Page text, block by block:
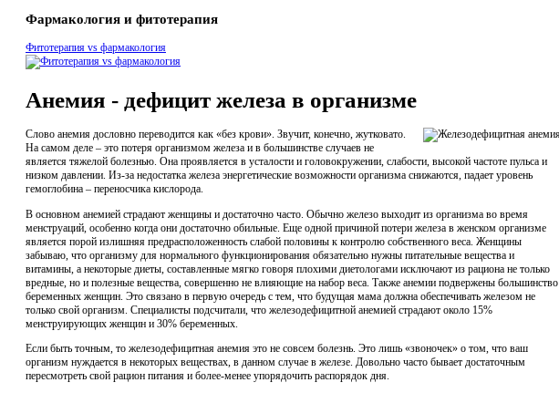
Фармакология и фитотерапия
Фитотерапия vs фармакология
Анемия - дефицит железа в организме
Слово анемия дословно переводится как «без крови». Звучит, конечно, жутковато.
На самом деле – это потеря организмом железа и в большинстве случаев не
является тяжелой болезнью. Она проявляется в усталости и головокружении, слабости, высокой частоте пульса и
низком давлении. Из-за недостатка железа энергетические возможности организма снижаются, падает уровень
гемоглобина – переносчика кислорода.
В основном анемией страдают женщины и достаточно часто. Обычно железо выходит из организма во время
менструаций, особенно когда они достаточно обильные. Еще одной причиной потери железа в женском организме
является порой излишняя предрасположенность слабой половины к контролю собственного веса. Женщины
забываю, что организму для нормального функционирования обязательно нужны питательные вещества и
витамины, а некоторые диеты, составленные мягко говоря плохими диетологами исключают из рациона не только
вредные, но и полезные вещества, совершенно не влияющие на набор веса. Также анемии подвержены большинство
беременных женщин. Это связано в первую очередь с тем, что будущая мама должна обеспечивать железом не
только свой организм. Специалисты подсчитали, что железодефицитной анемией страдают около 15%
менструирующих женщин и 30% беременных.
Если быть точным, то железодефицитная анемия это не совсем болезнь. Это лишь «звоночек» о том, что ваш
организм нуждается в некоторых веществах, в данном случае в железе. Довольно часто бывает достаточным
пересмотреть свой рацион питания и более-менее упорядочить распорядок дня.